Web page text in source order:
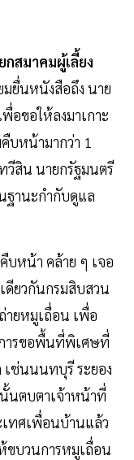
สมาคมผู้เลี้ยง
มยื่นหนังสือถึง นาย
อขอให้ลงมาเกาะ
บหน้ามากว่า 1
วีสิน นายกรัฐมนตรี
ฐานะกำกับดูแล
บหน้า คล้าย ๆ เจอ
ดียวกันกรมสิบสวน
ยหมูเถื่อน เพื่อ
การขอพื้นที่พิเศษที่
เช่นนนทบุรี ระยอง
นตบตาเจ้าหน้าที่
เทศเพื่อนบ้านแล้ว
ขบวนการหมูเถื่อน